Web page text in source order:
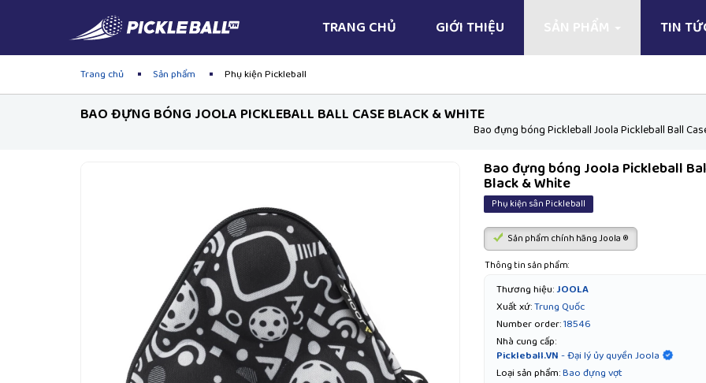
TRANG CHỦ GIỚI THIỆU SẢN PHẨM TIN
Trang chủ Sản phẩm Phụ kiện Pickleball
BAO ĐỰNG BÓNG JOOLA PICKLEBALL BALL CASE BLACK & WHITE
Bao đựng bóng Pickleball Joola Pickleball Ball
Bao đựng bóng Joola Pickleball
Black & White
Phụ kiện sân Pickleball
Sản phẩm chính hãng Joola ®
Thông tin sản phẩm:
Thương hiệu:JOOLA
Xuất xứ:Trung Quốc
Number order:18546
Nhà cung cấp:
Pickleball.VN- Đại lý ủy quyền Joola
Loại sản phẩm:Bao đựng vợt